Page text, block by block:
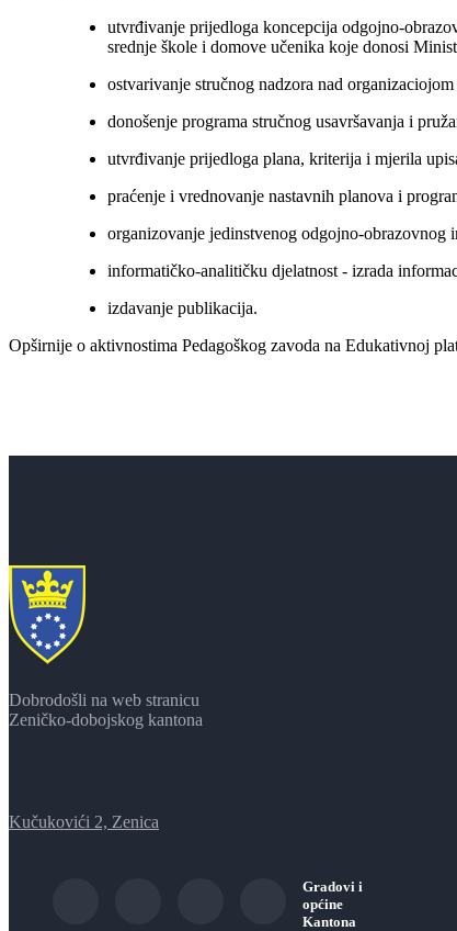
utvrđivanje prijedloga koncepcija odgojno-
srednje škole i domove učenika koje donosi
ostvarivanje stručnog nadzora nad
donošenje programa stručnog usavršavanja i
utvrđivanje prijedloga plana, kriterija i mjerila
praćenje i vrednovanje nastavnih planova i
organizovanje jedinstvenog odgojno-obrazovnog
informatičko-analitičku djelatnost - izrada
izdavanje publikacija.
Opširnije o aktivnostima Pedagoškog zavoda na Edukativnoj
Dobrodošli na web stranicu
Zeničko-dobojskog kantona
Kučukovići 2, Zenica
Gradovi i
općine
Kantona